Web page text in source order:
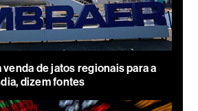
de jatos regionais para a
dizem fontes